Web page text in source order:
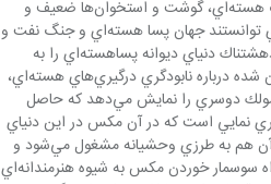
توصيف كنند كه بشر با سلاح هسته‌اي آفريده است. در دنياي پساجنگ هسته‌اي، گوشت و استخوان‌ها ضعيف و
متلاشي شده‌اند. اينها همان كلام‌هايي بودند كه همراه تصوير تا حدودي توانستند جهان پسا هسته‌اي و جنگ نفت و
آب رو توصيف كنند. سكانسي را به ياد بياوريم كه از طريق سه نما آثار دهشتناك دنياي ديوانه پساهسته‌اي را به
تصوير مي‌كشد. نماي اول، جايي است كه در آن بعد از ديالوگ‌هاي بيان شده درباره نابودگري درگيري‌هاي هسته‌اي،
مكس رو به افقي گسترده مي‌نگرد و سپس دوربين آرام جرج ميلر مارمولك دوسري را نمايش مي‌دهد كه حاصل
مزمن جنگ هسته‌اي است و ديگري نمايي است كه در آن مكس در اين دنياي
هسته‌اي حالتي وحشي صفت پيدا كرده است كه به خوردن مارمولك آن هم به طرزي وحشيانه مشغول مي‌شود و
دگرگوني رواني وتغيير ذائقه‌هاي سالم انساني در همان آغاز فيلم و از راه سوسمار خوردن مكس به شيوه هنرمندانه‌اي